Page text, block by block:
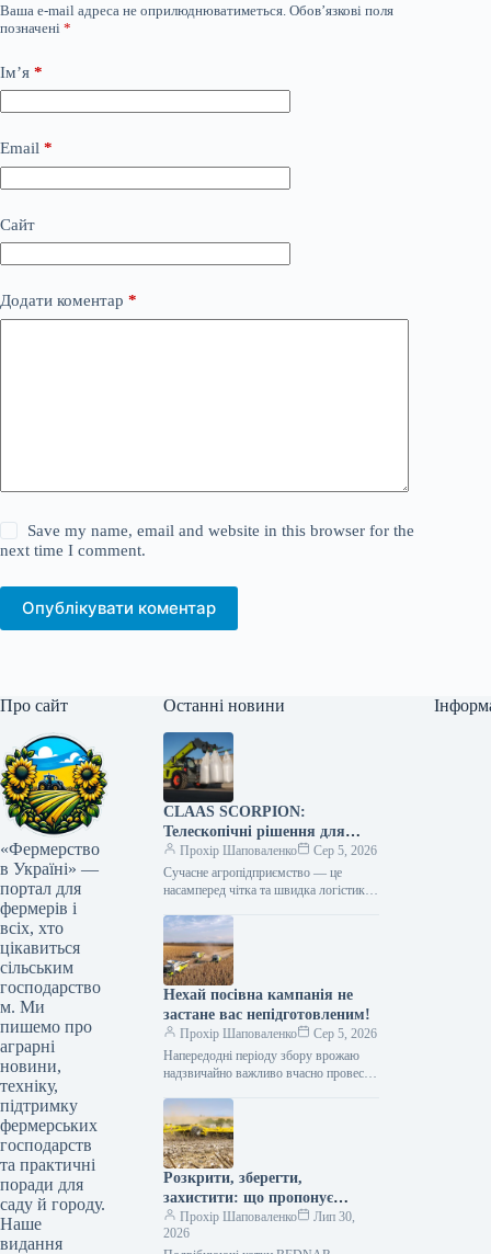
Ваша e-mail адреса не оприлюднюватиметься. Обов’язкові поля
позначені *
Ім’я *
Email *
Сайт
Додати коментар *
Save my name, email and website in this browser for the
next time I comment.
Опублікувати коментар
Про сайт
«Фермерство
в Україні» —
портал для
фермерів і
всіх, хто
цікавиться
сільським
господарство
м. Ми
пишемо про
аграрні
новини,
техніку,
підтримку
фермерських
господарств
та практичні
поради для
саду й городу.
Наше
видання
Останні новини
CLAAS SCORPION:
Телескопічні рішення для
ефективного агрологістичного
менеджменту
Прохір Шаповаленко
Сер 5, 2026
Сучасне агропідприємство — це
насамперед чітка та швидка логістика.
тисяч тонн зерна, робота з
біогазовими…
Нехай посівна кампанія не
застане вас непідготовленим!
Прохір Шаповаленко
Сер 5, 2026
Напередодні періоду збору врожаю
надзвичайно важливо вчасно провести
виконати всі процедури планового
технічного
обслуговування.Оптимальним
вибором є…
Розкрити, зберегти,
захистити: що пропонує
обробка рослинних залишків
котками BEDNAR TILLCUT
Прохір Шаповаленко
Лип 30,
2026